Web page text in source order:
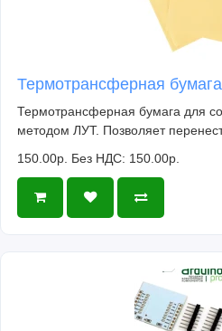
Термотрансферная
Термотрансферная бумага для
методом ЛУТ. Позволяет
150.00р. Без НДС: 150.00р.